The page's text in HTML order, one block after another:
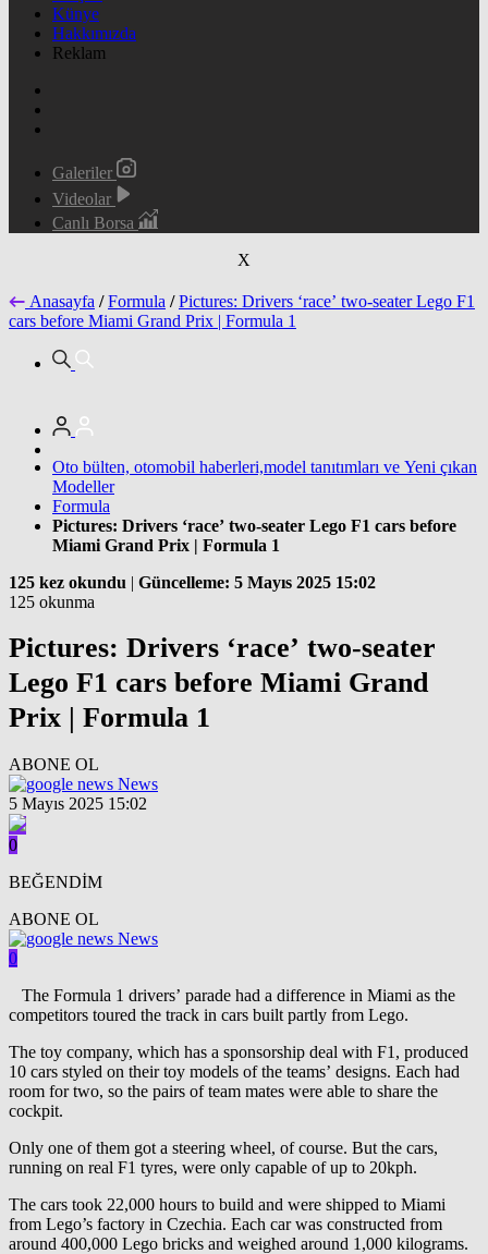
Künye
Hakkımızda
Reklam
Galeriler
Videolar
Canlı Borsa
X
Anasayfa / Formula / Pictures: Drivers ‘race’ two-seater Lego F1
cars before Miami Grand Prix | Formula 1
Oto bülten, otomobil haberleri,model tanıtımları ve Yeni çıkan
Modeller
Formula
Pictures: Drivers ‘race’ two-seater Lego F1 cars before
Miami Grand Prix | Formula 1
125 kez okundu | Güncelleme: 5 Mayıs 2025 15:02
125 okunma
Pictures: Drivers ‘race’ two-seater
Lego F1 cars before Miami Grand
Prix | Formula 1
ABONE OL
News
5 Mayıs 2025 15:02
0
BEĞENDİM
ABONE OL
News
0
The Formula 1 drivers’ parade had a difference in Miami as the
competitors toured the track in cars built partly from Lego.
The toy company, which has a sponsorship deal with F1, produced
10 cars styled on their toy models of the teams’ designs. Each had
room for two, so the pairs of team mates were able to share the
cockpit.
Only one of them got a steering wheel, of course. But the cars,
running on real F1 tyres, were only capable of up to 20kph.
The cars took 22,000 hours to build and were shipped to Miami
from Lego’s factory in Czechia. Each car was constructed from
around 400,000 Lego bricks and weighed around 1,000 kilograms.